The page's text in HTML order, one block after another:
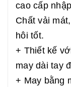
cao cấp
Chất vải
hôi tốt.
+ Thiết kế
may dài tay
+ May bằng